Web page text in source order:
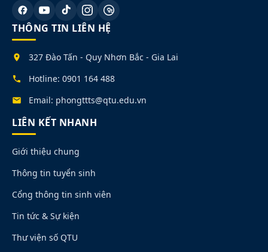
THÔNG TIN LIÊN HỆ
327 Đào Tấn - Quy Nhơn Bắc - Gia Lai
Hotline: 0901 164 488
Email: phongttts@qtu.edu.vn
LIÊN KẾT NHANH
Giới thiệu chung
Thông tin tuyển sinh
Cổng thông tin sinh viên
Tin tức & Sự kiện
Thư viện số QTU